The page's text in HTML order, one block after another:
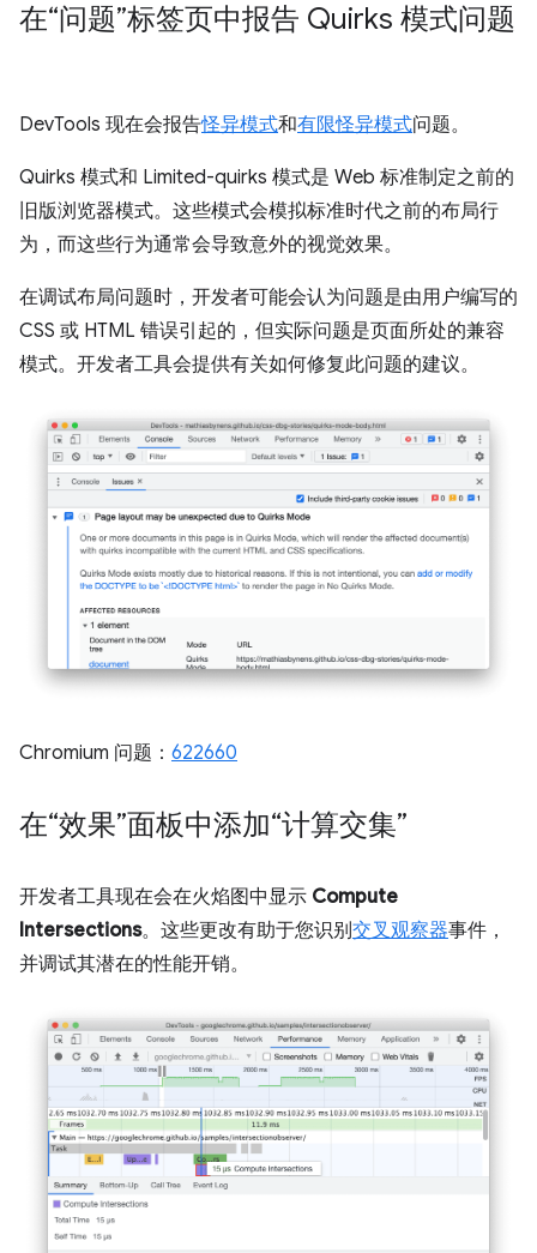
在“问题”标签页中报告 Quirks 模式问题
DevTools 现在会报告怪异模式和有限怪异模式问题。
Quirks 模式和 Limited-quirks 模式是 Web 标准制定之前的
旧版浏览器模式。这些模式会模拟标准时代之前的布局行
为，而这些行为通常会导致意外的视觉效果。
在调试布局问题时，开发者可能会认为问题是由用户编写的
CSS 或 HTML 错误引起的，但实际问题是页面所处的兼容
模式。开发者工具会提供有关如何修复此问题的建议。
Chromium 问题： 622660
在“效果”面板中添加“计算交集”
开发者工具现在会在火焰图中显示 Compute
Intersections。这些更改有助于您识别交叉观察器事件，
并调试其潜在的性能开销。